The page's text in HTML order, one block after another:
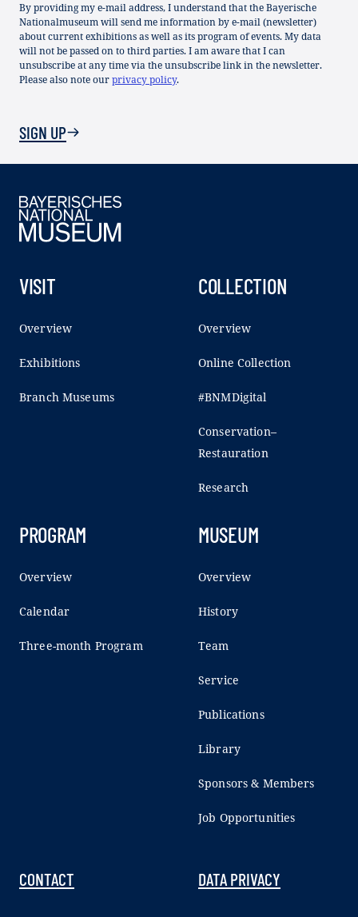
By providing my e-mail address, I understand that the Bayerische
Nationalmuseum will send me information by e-mail (newsletter)
about current exhibitions as well as its program of events. My data
will not be passed on to third parties. I am aware that I can
unsubscribe at any time via the unsubscribe link in the newsletter.
Please also note ourprivacy policy.
SIGN UP
VISIT
Overview
Exhibitions
Branch Museums
COLLECTION
Overview
Online Collection
#BNMDigital
Conservation–
Restauration
Research
PROGRAM
Overview
Calendar
Three-month Program
MUSEUM
Overview
History
Team
Service
Publications
Library
Sponsors & Members
Job Opportunities
CONTACT DATA PRIVACY